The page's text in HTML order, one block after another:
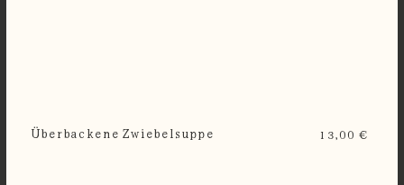
Überbackene Zwiebelsuppe 13,00 €